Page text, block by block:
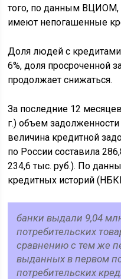
того, по данным ВЦИОМ,
имеют непогашенные
Доля людей с кредитами
6%, доля просроченной
продолжает снижаться.
За последние 12
г.) объем
величина кредитной
по России составила
234,6 тыс. руб.). По
кредитных историй
банки выдали 9,04
потребительских
сравнению с тем же
выданных в первом
потребительских